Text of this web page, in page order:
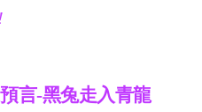
言-黑兔走入青龍